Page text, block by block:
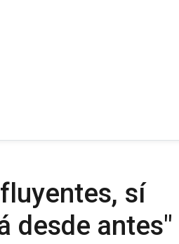
sí
desde antes"